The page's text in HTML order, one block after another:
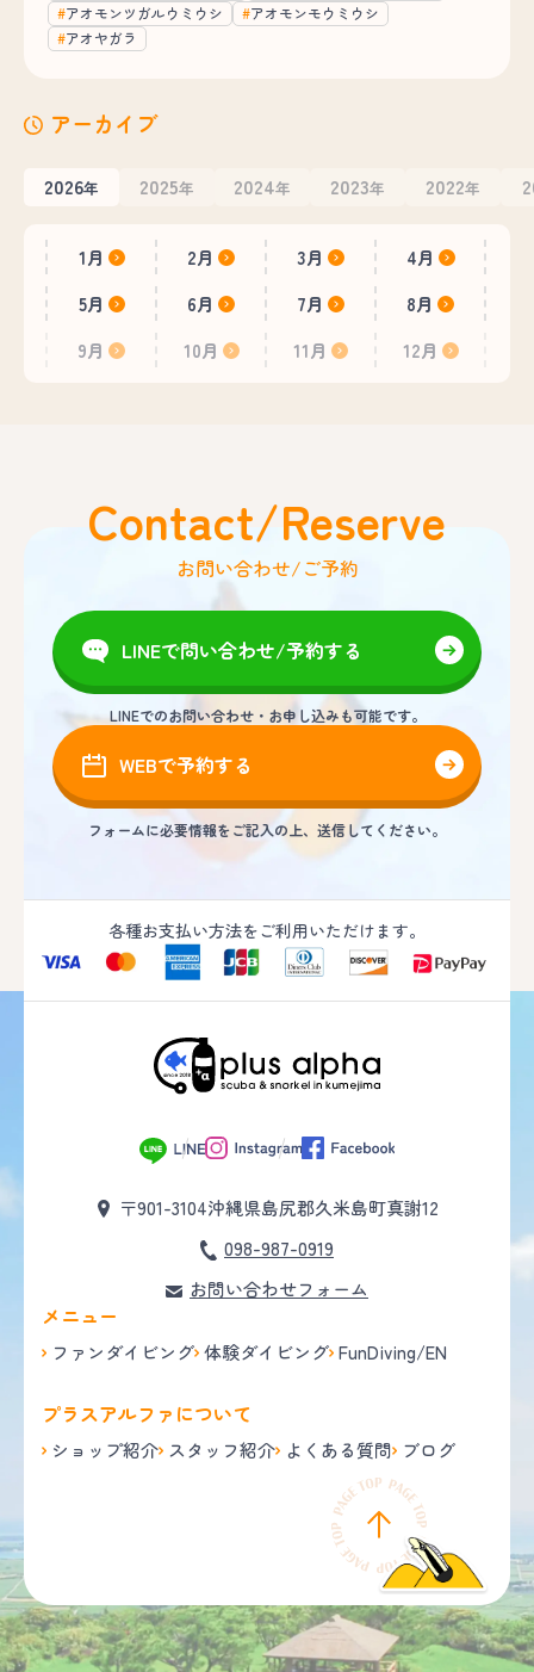
アオモンツガルウミウシ
アオモンモウミウシ
アオヤガラ
アーカイブ
2026年 2025年 2024年 2023年 2022年
1月 2月 3月
4月
5月
6月 7月
8月
9月
10月 11月 12月
Contact/Reserve
お問い合わせ/ご予約
LINEで問い合わせ/予約する
LINEでのお問い合わせ・お申し込みも可能です。
WEBで予約する
フォームに必要情報をご記入の上、送信してください。
各種お支払い方法をご利用いただけます。
〒901-3104沖縄県島尻郡久米島町真謝12
098-987-0919
お問い合わせフォーム
メニュー
ファンダイビング 体験ダイビング FunDiving/EN
プラスアルファについて
ショップ紹介 スタッフ紹介 よくある質問 ブログ